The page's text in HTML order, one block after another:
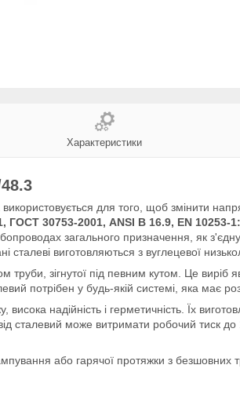
Характеристики
для того, щоб змінити
ГОСТ 30753-2001, ANSI B 16.9, EN 10253-
загального призначення, як
виготовляються з вуглецевої
труби, зігнутої під певним кутом. Це
потрібен у будь-якій системі, яка має
надійність і герметичність. Їх
сталевий може витримати робочий тиск
або гарячої протяжки з безшовних